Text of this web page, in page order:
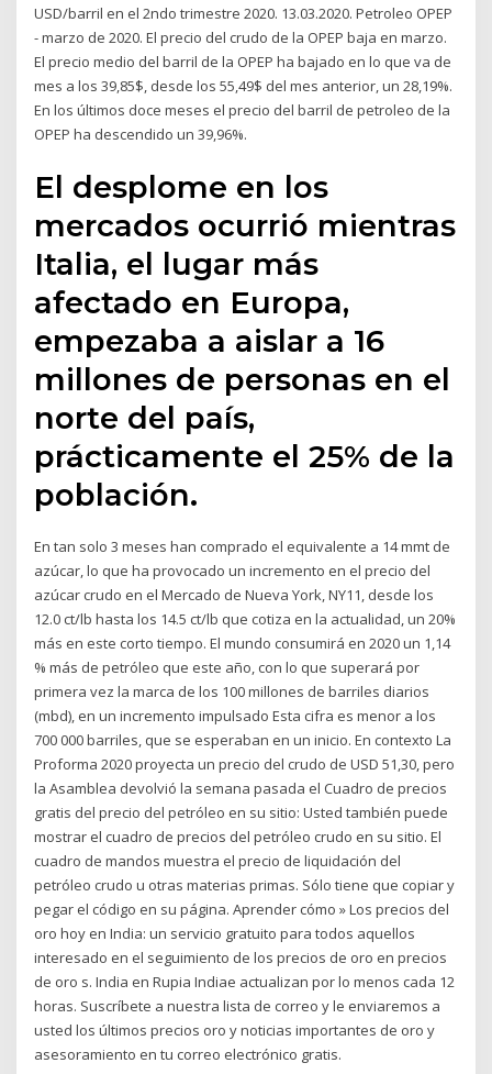
USD/barril en el 2ndo trimestre 2020. 13.03.2020. Petroleo OPEP
- marzo de 2020. El precio del crudo de la OPEP baja en marzo.
El precio medio del barril de la OPEP ha bajado en lo que va de
mes a los 39,85$, desde los 55,49$ del mes anterior, un 28,19%.
En los últimos doce meses el precio del barril de petroleo de la
OPEP ha descendido un 39,96%.
El desplome en los
mercados ocurrió mientras
Italia, el lugar más
afectado en Europa,
empezaba a aislar a 16
millones de personas en el
norte del país,
prácticamente el 25% de la
población.
En tan solo 3 meses han comprado el equivalente a 14 mmt de
azúcar, lo que ha provocado un incremento en el precio del
azúcar crudo en el Mercado de Nueva York, NY11, desde los
12.0 ct/lb hasta los 14.5 ct/lb que cotiza en la actualidad, un 20%
más en este corto tiempo. El mundo consumirá en 2020 un 1,14
% más de petróleo que este año, con lo que superará por
primera vez la marca de los 100 millones de barriles diarios
(mbd), en un incremento impulsado Esta cifra es menor a los
700 000 barriles, que se esperaban en un inicio. En contexto La
Proforma 2020 proyecta un precio del crudo de USD 51,30, pero
la Asamblea devolvió la semana pasada el Cuadro de precios
gratis del precio del petróleo en su sitio: Usted también puede
mostrar el cuadro de precios del petróleo crudo en su sitio. El
cuadro de mandos muestra el precio de liquidación del
petróleo crudo u otras materias primas. Sólo tiene que copiar y
pegar el código en su página. Aprender cómo » Los precios del
oro hoy en India: un servicio gratuito para todos aquellos
interesado en el seguimiento de los precios de oro en precios
de oro s. India en Rupia Indiae actualizan por lo menos cada 12
horas. Suscríbete a nuestra lista de correo y le enviaremos a
usted los últimos precios oro y noticias importantes de oro y
asesoramiento en tu correo electrónico gratis.